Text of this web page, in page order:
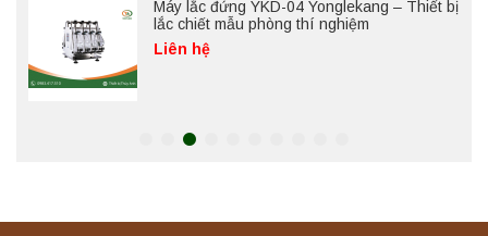
Máy lắc đứng YKD-04 Yonglekang – Thiết bị
lắc chiết mẫu phòng thí nghiệm
Liên hệ
Máy lắc đứng YKD-06 Yonglekang – Thiết bị
lắc chiết mẫu phòng thí nghiệm